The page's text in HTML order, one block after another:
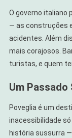
O governo italiano
— as construções
acidentes. Além
mais corajosos.
turistas, e quem
Um Passado
Poveglia é um
inacessibilidade
história sussurra